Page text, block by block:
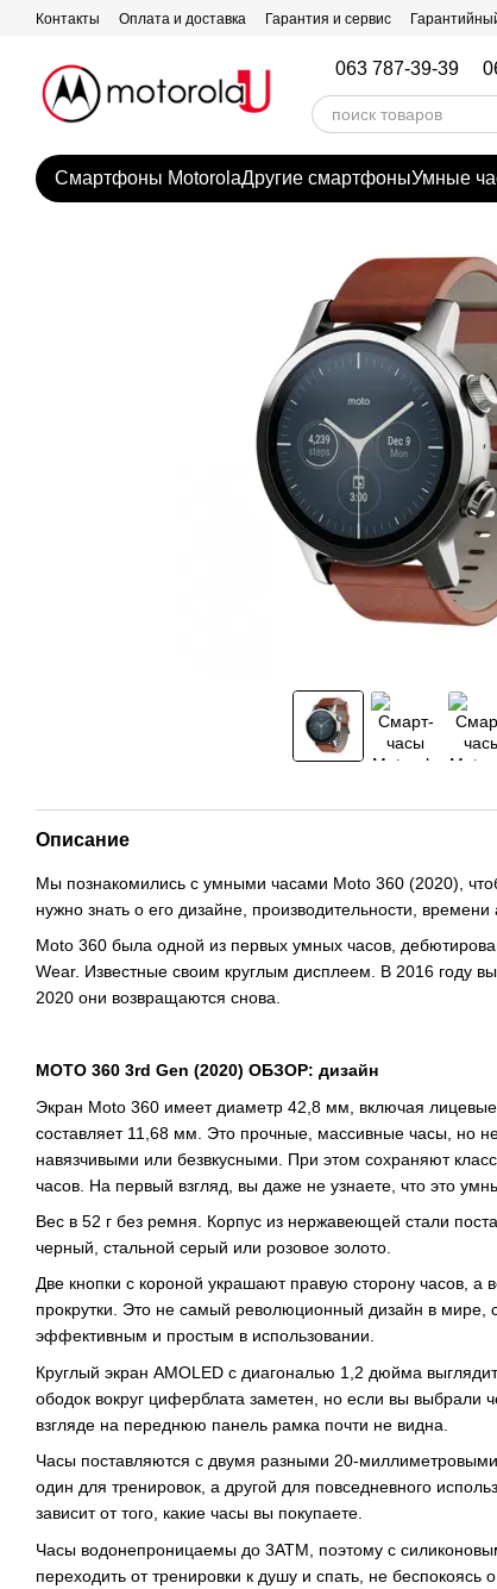
Перейти к основному контенту
Контакты Оплата и доставка Гарантия и сервис
063 787-39-39
Смартфоны MotorolaДругие смартфоныУмные
Описание
Мы познакомились с умными часами Moto 360 (2020),
нужно знать о его дизайне, производительности,
Moto 360 была одной из первых умных часов,
Wear. Известные своим круглым дисплеем. В 2016 году
2020 они возвращаются снова.
МОТО 360 3rd Gen (2020) ОБЗОР: дизайн
Экран Moto 360 имеет диаметр 42,8 мм, включая лицевые
составляет 11,68 мм. Это прочные, массивные часы, но
навязчивыми или безвкусными. При этом сохраняют
часов. На первый взгляд, вы даже не узнаете, что это
Вес в 52 г без ремня. Корпус из нержавеющей стали
черный, стальной серый или розовое золото.
Две кнопки с короной украшают правую сторону часов, а
прокрутки. Это не самый революционный дизайн в мире,
эффективным и простым в использовании.
Круглый экран AMOLED с диагональю 1,2 дюйма
ободок вокруг циферблата заметен, но если вы выбрали
взгляде на переднюю панель рамка почти не видна.
Часы поставляются с двумя разными 20-
один для тренировок, а другой для повседневного
зависит от того, какие часы вы покупаете.
Часы водонепроницаемы до 3ATM, поэтому с
переходить от тренировки к душу и спать, не беспокоясь